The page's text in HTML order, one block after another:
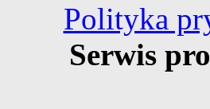
Polityka
Serwis